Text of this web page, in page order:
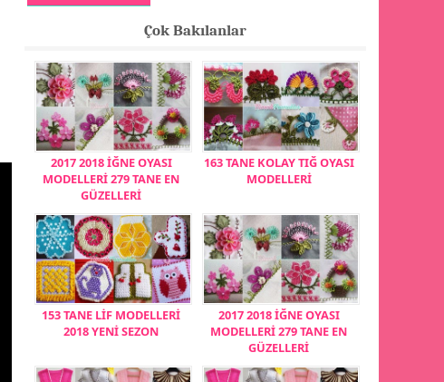
Çok Bakılanlar
2017 2018 İĞNE OYASI
MODELLERİ 279 TANE EN
GÜZELLERİ
163 TANE KOLAY TIĞ OYASI
MODELLERİ
153 TANE LİF MODELLERİ
2018 YENİ SEZON
2017 2018 İĞNE OYASI
MODELLERİ 279 TANE EN
GÜZELLERİ